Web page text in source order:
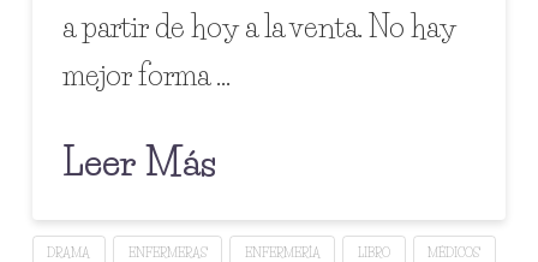
a partir de hoy a la venta. No hay
mejor forma …
Leer Más
DRAMA ENFERMERAS ENFERMERÍA LIBRO MÉDICOS